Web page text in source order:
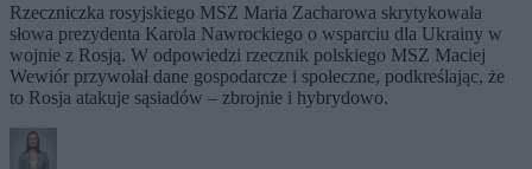
Rzeczniczka rosyjskiego MSZ Maria Zacharowa skrytykowała
słowa prezydenta Karola Nawrockiego o wsparciu dla Ukrainy w
wojnie z Rosją. W odpowiedzi rzecznik polskiego MSZ Maciej
Wewiór przywołał dane gospodarcze i społeczne, podkreślając, że
to Rosja atakuje sąsiadów – zbrojnie i hybrydowo.